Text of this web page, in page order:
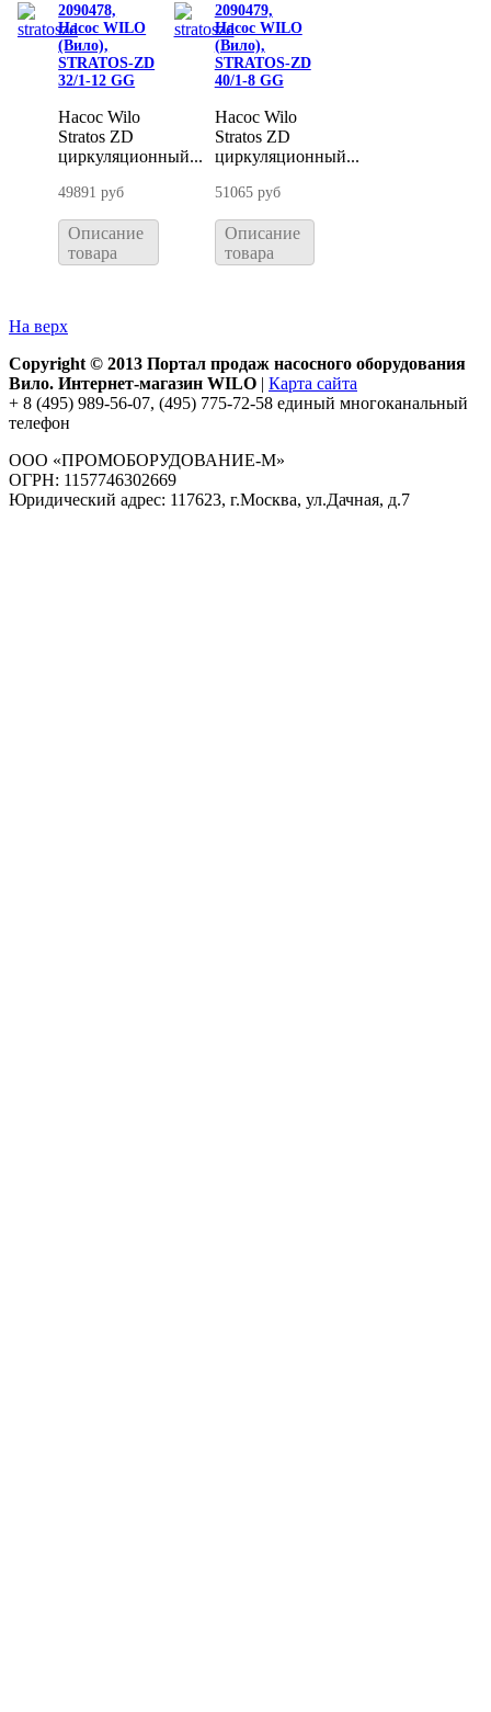
2090478,
Насос WILO
(Вило),
STRATOS-ZD
32/1-12 GG
Насос Wilo
Stratos ZD
циркуляционный...
49891 руб
Описание
товара
2090479,
Насос WILO
(Вило),
STRATOS-ZD
40/1-8 GG
Насос Wilo
Stratos ZD
циркуляционный...
51065 руб
Описание
товара
На верх
Copyright © 2013 Портал продаж насосного оборудования
Вило. Интернет-магазин WILO | Карта сайта
+ 8 (495) 989-56-07, (495) 775-72-58 единый многоканальный
телефон
ООО «ПРОМОБОРУДОВАНИЕ-М»
ОГРН: 1157746302669
Юридический адрес: 117623, г.Москва, ул.Дачная, д.7